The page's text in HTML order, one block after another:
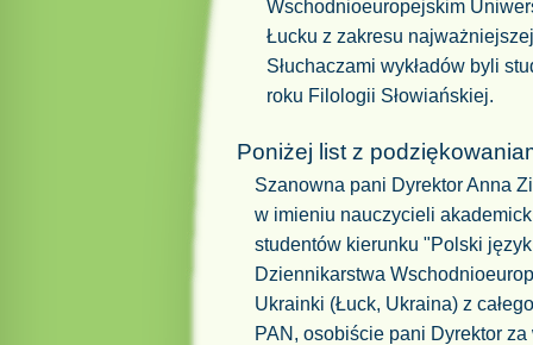
Wschodnioeuropejskim
Łucku z zakresu
Słuchaczami wykładów byli
roku Filologii Słowiańskiej.
Poniżej list z
Szanowna pani Dyrektor Anna
w imieniu nauczycieli
studentów kierunku "Polski
Dziennikarstwa
Ukrainki (Łuck, Ukraina) z
PAN, osobiście pani Dyrektor